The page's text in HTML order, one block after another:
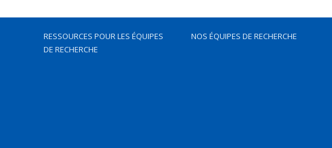
RESSOURCES POUR LES ÉQUIPES
DE RECHERCHE
NOS ÉQUIPES DE RECHERCHE